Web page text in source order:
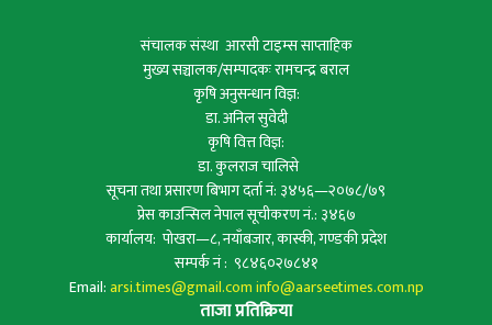
संचालक संस्था आरसी टाइम्स साप्ताहिक
मुख्य सञ्चालक/सम्पादकः रामचन्द्र बराल
कृषि अनुसन्धान विज्ञ:
डा. अनिल सुवेदी
कृषि वित्त विज्ञ:
डा. कुलराज चालिसे
सूचना तथा प्रसारण बिभाग दर्ता नं: ३४५६—२०७८/७९
प्रेस काउन्सिल नेपाल सूचीकरण नं.: ३४६७
कार्यालय: पोखरा—८, नयाँबजार, कास्की, गण्डकी प्रदेश
सम्पर्क नं : ९८४६०२७८४१
Email:arsi.times@gmail.cominfo@aarseetimes.com.np
ताजा प्रतिक्रिया